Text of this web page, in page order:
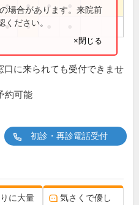
● ● ●
● ●
場合があります。来院前
ださい。
×閉じる
口に来られても受付できませ
約可能
初診・再診電話受付
に大量
気さくで優し